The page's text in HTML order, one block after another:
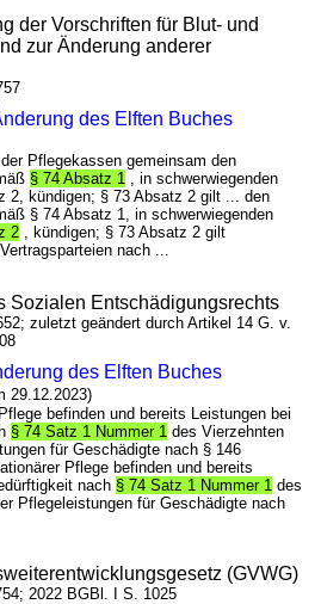
der Vorschriften für Blut- und
zur Änderung anderer
des Elften Buches
der Pflegekassen gemeinsam den
§ 74 Absatz 1
, in schwerwiegenden
2, kündigen; § 73 Absatz 2 gilt ... den
§ 74 Absatz 1, in schwerwiegenden
2 , kündigen; § 73 Absatz 2 gilt
nach ...
Sozialen Entschädigungsrechts
zuletzt geändert durch Artikel 14 G. v.
des Elften Buches
29.12.2023)
befinden und bereits Leistungen bei
§ 74 Satz 1 Nummer 1 des Vierzehnten
für Geschädigte nach § 146
Pflege befinden und bereits
nach § 74 Satz 1 Nummer 1 des
Pflegeleistungen für Geschädigte nach
(GVWG)
2022 BGBl. I S. 1025